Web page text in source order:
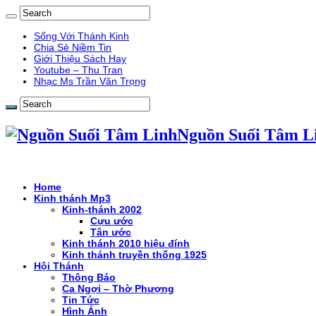
Sống Với Thánh Kinh
Chia Sẻ Niềm Tin
Giới Thiệu Sách Hay
Youtube – Thu Tran
Nhạc Ms Trần Văn Trọng
Nguồn Suối Tâm
Home
Kinh thánh Mp3
Kinh-thánh 2002
Cựu ước
Tân ước
Kinh thánh 2010 hiệu đính
Kinh thánh truyền thống 1925
Hội Thánh
Thông Báo
Ca Ngợi – Thờ Phượng
Tin Tức
Hình Ảnh